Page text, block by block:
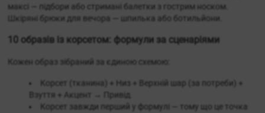
максі — підбори або стримані балетки з гострим носком.
Шкіряні брюки для вечора — шпилька або ботильйони.
10 образів із корсетом: формули за сценаріями
Кожен образ зібраний за єдиною схемою:
Корсет (тканина) + Низ + Верхній шар (за потреби) +
Взуття + Акцент → Привід.
Корсет завжди перший у формулі — тому що це точка